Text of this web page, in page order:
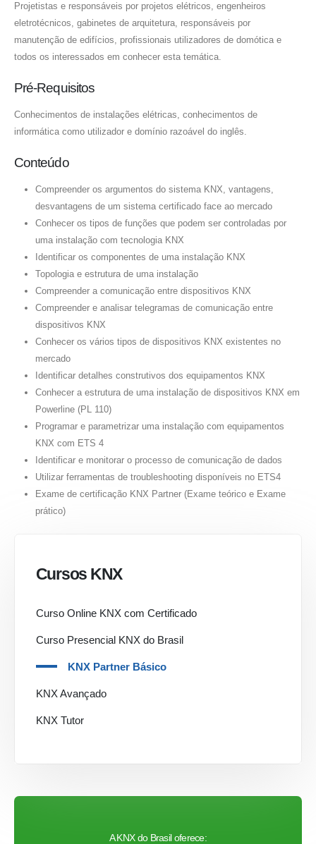
Projetistas e responsáveis por projetos elétricos, engenheiros
eletrotécnicos, gabinetes de arquitetura, responsáveis por
manutenção de edifícios, profissionais utilizadores de domótica e
todos os interessados em conhecer esta temática.
Pré-Requisitos
Conhecimentos de instalações elétricas, conhecimentos de
informática como utilizador e domínio razoável do inglês.
Conteúdo
Compreender os argumentos do sistema KNX, vantagens,
desvantagens de um sistema certificado face ao mercado
Conhecer os tipos de funções que podem ser controladas por
uma instalação com tecnologia KNX
Identificar os componentes de uma instalação KNX
Topologia e estrutura de uma instalação
Compreender a comunicação entre dispositivos KNX
Compreender e analisar telegramas de comunicação entre
dispositivos KNX
Conhecer os vários tipos de dispositivos KNX existentes no
mercado
Identificar detalhes construtivos dos equipamentos KNX
Conhecer a estrutura de uma instalação de dispositivos KNX em
Powerline (PL 110)
Programar e parametrizar uma instalação com equipamentos
KNX com ETS 4
Identificar e monitorar o processo de comunicação de dados
Utilizar ferramentas de troubleshooting disponíveis no ETS4
Exame de certificação KNX Partner (Exame teórico e Exame
prático)
Cursos KNX
Curso Online KNX com Certificado
Curso Presencial KNX do Brasil
KNX Partner Básico
KNX Avançado
KNX Tutor
A KNX do Brasil oferece: